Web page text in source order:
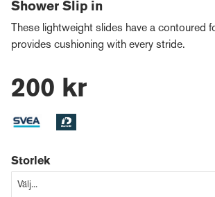
Shower Slip in
These lightweight slides have a contoured
provides cushioning with every stride.
200 kr
Storlek